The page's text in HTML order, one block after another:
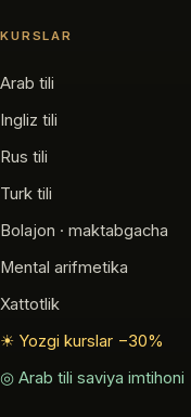
KURSLAR
Arab tili
Ingliz tili
Rus tili
Turk tili
Bolajon · maktabgacha
Mental arifmetika
Xattotlik
☀ Yozgi kurslar −30%
◎ Arab tili saviya imtihoni